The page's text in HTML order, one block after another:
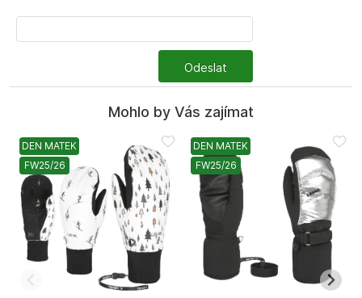
Odeslat
Mohlo by Vás zajímat
DEN MATEK
FW25/26
DEN MATEK
FW25/26